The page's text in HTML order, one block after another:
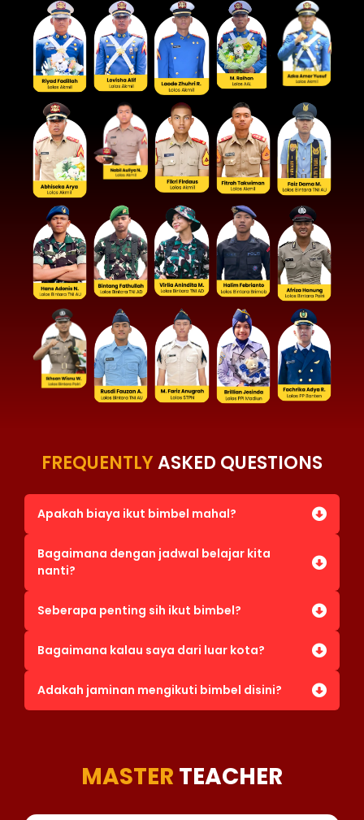
FREQUENTLYASKED QUESTIONS
Apakah biaya ikut bimbel mahal?
Bagaimana dengan jadwal belajar kita
nanti?
Seberapa penting sih ikut bimbel?
Bagaimana kalau saya dari luar kota?
Adakah jaminan mengikuti bimbel disini?
MASTER TEACHER